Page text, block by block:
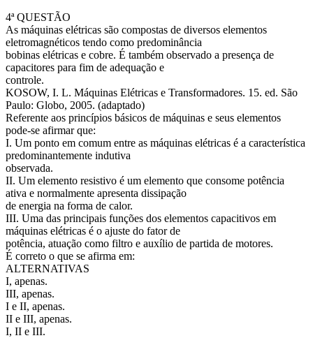
4ª QUESTÃO
As máquinas elétricas são compostas de diversos elementos
eletromagnéticos tendo como predominância
bobinas elétricas e cobre. É também observado a presença de
capacitores para fim de adequação e
controle.
KOSOW, I. L. Máquinas Elétricas e Transformadores. 15. ed. São
Paulo: Globo, 2005. (adaptado)
Referente aos princípios básicos de máquinas e seus elementos
pode-se afirmar que:
I. Um ponto em comum entre as máquinas elétricas é a característica
predominantemente indutiva
observada.
II. Um elemento resistivo é um elemento que consome potência
ativa e normalmente apresenta dissipação
de energia na forma de calor.
III. Uma das principais funções dos elementos capacitivos em
máquinas elétricas é o ajuste do fator de
potência, atuação como filtro e auxílio de partida de motores.
É correto o que se afirma em:
ALTERNATIVAS
I, apenas.
III, apenas.
I e II, apenas.
II e III, apenas.
I, II e III.